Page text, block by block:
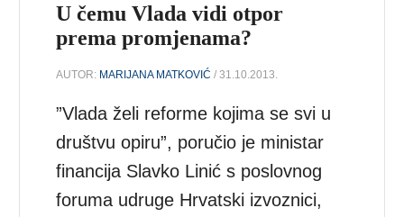
U čemu Vlada vidi otpor
prema promjenama?
AUTOR: MARIJANA MATKOVIĆ / 31.10.2013.
”Vlada želi reforme kojima se svi u
društvu opiru”, poručio je ministar
financija Slavko Linić s poslovnog
foruma udruge Hrvatski izvoznici,